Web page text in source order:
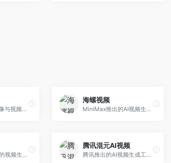
夸克推出的AI图像与视频创作平台。面向普通用户和内容创作者，提供文生图、文生视频等功能，操作简便，与夸克生态深度整合。
海螺视频
MiniMax推出的AI视频生成工具，支持高质量视频创作。面向内容创作者，提供文生视频、视频编辑等功能，生成速度快，视频效果自然流畅。
Stability AI推出的视频生成模型，开源可部署。面向开发者和专业创作者，支持视频生成、视频编辑等功能，开源生态完善，定制化程度高。
腾讯混元AI视频
腾讯推出的AI视频生成工具，基于混元大模型。面向腾讯生态用户和内容创作者，支持文生视频、视频编辑等功能，与腾讯产品生态深度整合。